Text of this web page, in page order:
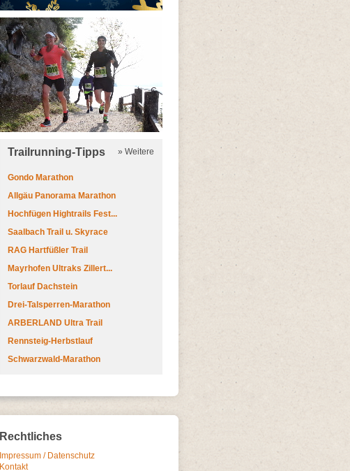
Trailrunning-Tipps » Weitere
Gondo Marathon
Allgäu Panorama Marathon
Hochfügen Hightrails Fest...
Saalbach Trail u. Skyrace
RAG Hartfüßler Trail
Mayrhofen Ultraks Zillert...
Torlauf Dachstein
Drei-Talsperren-Marathon
ARBERLAND Ultra Trail
Rennsteig-Herbstlauf
Schwarzwald-Marathon
Rechtliches
Impressum / Datenschutz
Kontakt